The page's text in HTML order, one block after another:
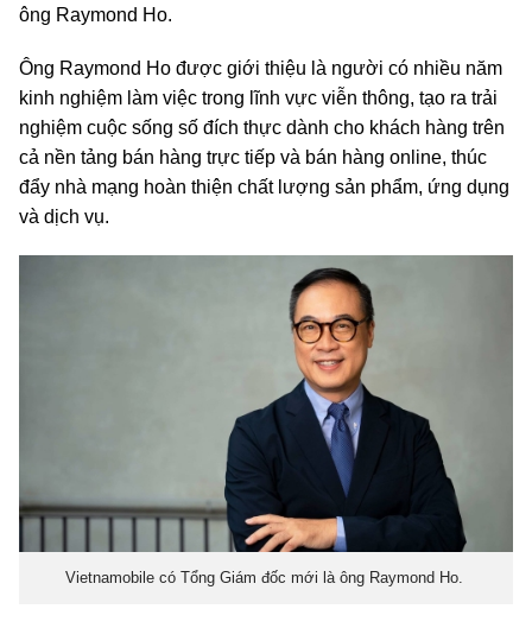
ông Raymond Ho.
Ông Raymond Ho được giới thiệu là người có nhiều năm
kinh nghiệm làm việc trong lĩnh vực viễn thông, tạo ra trải
nghiệm cuộc sống số đích thực dành cho khách hàng trên
cả nền tảng bán hàng trực tiếp và bán hàng online, thúc
đẩy nhà mạng hoàn thiện chất lượng sản phẩm, ứng dụng
và dịch vụ.
Vietnamobile có Tổng Giám đốc mới là ông Raymond Ho.